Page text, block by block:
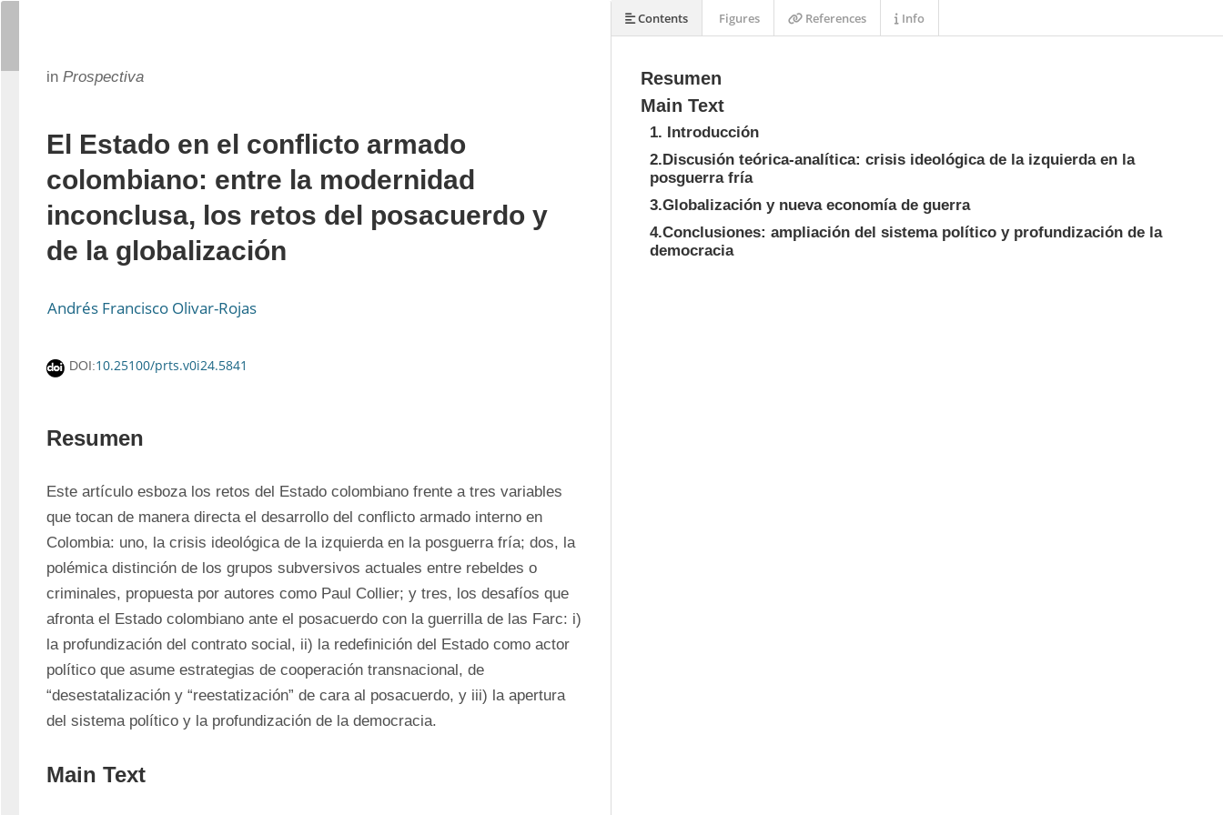
in Prospectiva
El Estado en el conflicto armado
colombiano: entre la modernidad
inconclusa, los retos del posacuerdo y
de la globalización
Andrés Francisco Olivar-Rojas
DOI:10.25100/prts.v0i24.5841
Resumen
Este artículo esboza los retos del Estado colombiano frente a tres variables
que tocan de manera directa el desarrollo del conflicto armado interno en
Colombia: uno, la crisis ideológica de la izquierda en la posguerra fría; dos, la
polémica distinción de los grupos subversivos actuales entre rebeldes o
criminales, propuesta por autores como Paul Collier; y tres, los desafíos que
afronta el Estado colombiano ante el posacuerdo con la guerrilla de las Farc: i)
la profundización del contrato social, ii) la redefinición del Estado como actor
político que asume estrategias de cooperación transnacional, de
“desestatalización y “reestatización” de cara al posacuerdo, y iii) la apertura
del sistema político y la profundización de la democracia.
Main Text
Resumen
Main Text
1. Introducción
2.Discusión teórica-analítica: crisis ideológica de la izquierda en la
posguerra fría
3.Globalización y nueva economía de guerra
4.Conclusiones: ampliación del sistema político y profundización de la
democracia
Contents Figures References Info